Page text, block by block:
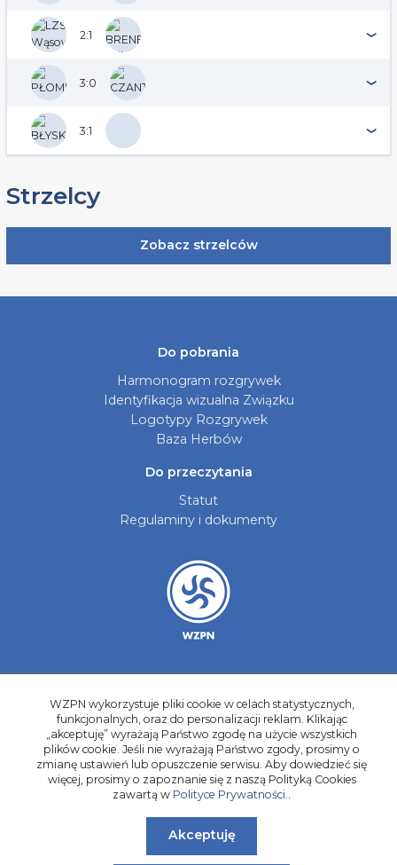
2:1
3:0
3:1
Strzelcy
Zobacz strzelców
Do pobrania
Harmonogram rozgrywek
Identyfikacja wizualna Związku
Logotypy Rozgrywek
Baza Herbów
Do przeczytania
Statut
Regulaminy i dokumenty
Galerie zdjęć
Kontakt
Kadry Regionów
Program Grantowy
Dziewczyny do Piłki
WZPN wykorzystuje pliki cookie w celach statystycznych,
funkcjonalnych, oraz do personalizacji reklam. Klikając
„akceptuję” wyrażają Państwo zgodę na użycie wszystkich
plików cookie. Jeśli nie wyrażają Państwo zgody, prosimy o
zmianę ustawień lub opuszczenie serwisu. Aby dowiedzieć się
więcej, prosimy o zapoznanie się z naszą Polityką Cookies
zawartą w Polityce Prywatności..
Akceptuję